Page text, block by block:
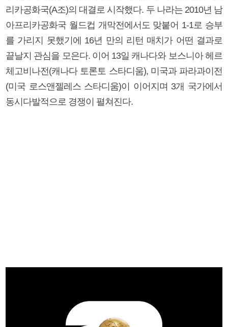
리카공화국(A조)의 대결로 시작했다. 두 나라는 2010년 남
아프리카공화국 월드컵 개막전에서도 맞붙어 1-1로 승부
를 가리지 못했기에 16년 만의 리턴 매치가 어떤 결과로
끝날지 관심을 모은다. 이어 13일 캐나다와 보스니아 헤르
체고비나전(캐나다 토론토 스타디움), 미국과 파라과이전
(미국 로스앤젤레스 스타디움)이 이어지며 3개 국가에서
동시다발적으로 경쟁이 펼쳐진다.